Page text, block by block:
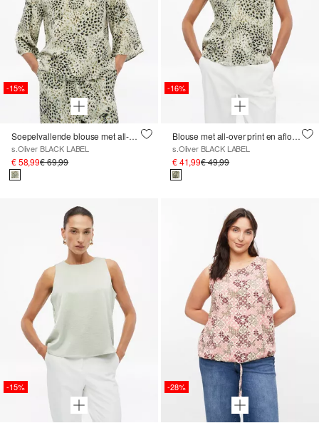
-15%
Soepelvallende blouse met all-over print en uitsnijding
s.Oliver BLACK LABEL
€ 58,99€ 69,99
-16%
Blouse met all-over print en aflopende schouders
s.Oliver BLACK LABEL
€ 41,99€ 49,99
-15% -28%